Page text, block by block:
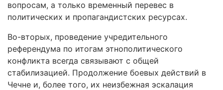
вопросам, а только временный перевес в
политических и пропагандистских ресурсах.
Во-вторых, проведение учредительного
референдума по итогам этнополитического
конфликта всегда связывают с общей
стабилизацией. Продолжение боевых действий в
Чечне и, более того, их неизбежная эскалация